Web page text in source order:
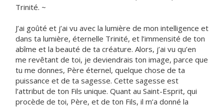
Trinité. ~
J’ai goûté et j’ai vu avec la lumière de mon intelligence et
dans ta lumière, éternelle Trinité, et l’immensité de ton
abîme et la beauté de ta créature. Alors, j’ai vu qu’en
me revêtant de toi, je deviendrais ton image, parce que
tu me donnes, Père éternel, quelque chose de ta
puissance et de ta sagesse. Cette sagesse est
l’attribut de ton Fils unique. Quant au Saint-Esprit, qui
procède de toi, Père, et de ton Fils, il m’a donné la